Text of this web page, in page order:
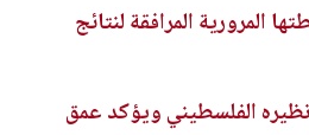
المرورية المرافقة لنتائج
الفلسطيني ويؤكد عمق